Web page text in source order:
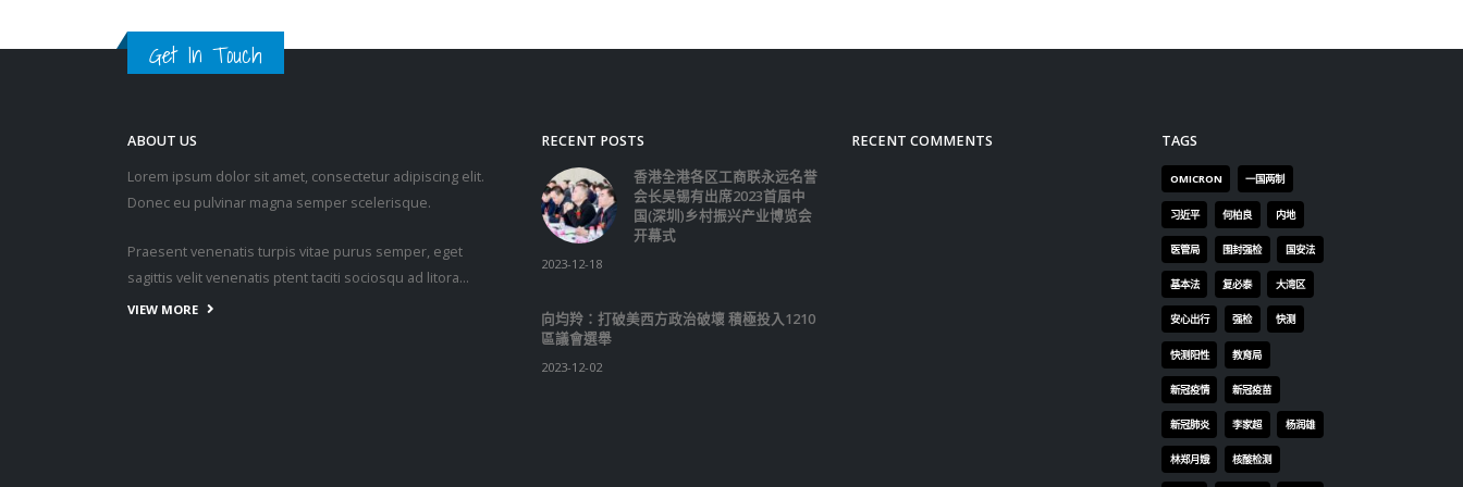
Get In Touch
ABOUT US
Lorem ipsum dolor sit amet, consectetur adipiscing elit.
Donec eu pulvinar magna semper scelerisque.
Praesent venenatis turpis vitae purus semper, eget
sagittis velit venenatis ptent taciti sociosqu ad litora…
VIEW MORE
RECENT POSTS
香港全港各区工商联永远名誉
会长吴锡有出席2023首届中
国(深圳)乡村振兴产业博览会
开幕式
2023-12-18
向均羚：打破美西方政治破壞 積極投入1210
區議會選舉
2023-12-02
RECENT COMMENTS TAGS
OMICRON 一国两制
习近平 何柏良 内地
医管局 围封强检 国安法
基本法 复必泰 大湾区
安心出行 强检 快测
快测阳性 教育局
新冠疫情 新冠疫苗
新冠肺炎 李家超 杨润雄
林郑月娥 核酸检测